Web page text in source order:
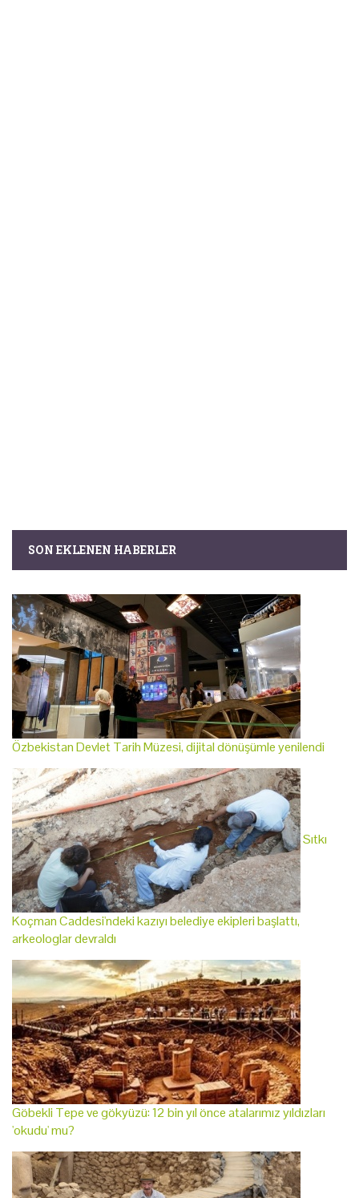
SON EKLENEN HABERLER
Özbekistan Devlet Tarih Müzesi, dijital dönüşümle yenilendi
Sıtkı
Koçman Caddesi'ndeki kazıyı belediye ekipleri başlattı,
arkeologlar devraldı
Göbekli Tepe ve gökyüzü: 12 bin yıl önce atalarımız yıldızları
'okudu' mu?